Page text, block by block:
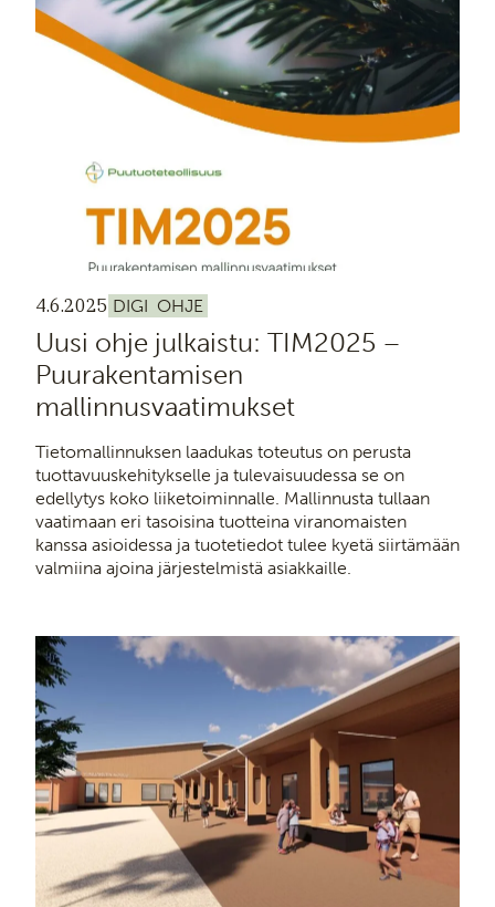
4.6.2025 DIGI OHJE
Uusi ohje julkaistu: TIM2025 –
Puurakentamisen
mallinnusvaatimukset
Tietomallinnuksen laadukas toteutus on perusta
tuottavuuskehitykselle ja tulevaisuudessa se on
edellytys koko liiketoiminnalle. Mallinnusta tullaan
vaatimaan eri tasoisina tuotteina viranomaisten
kanssa asioidessa ja tuotetiedot tulee kyetä siirtämään
valmiina ajoina järjestelmistä asiakkaille.